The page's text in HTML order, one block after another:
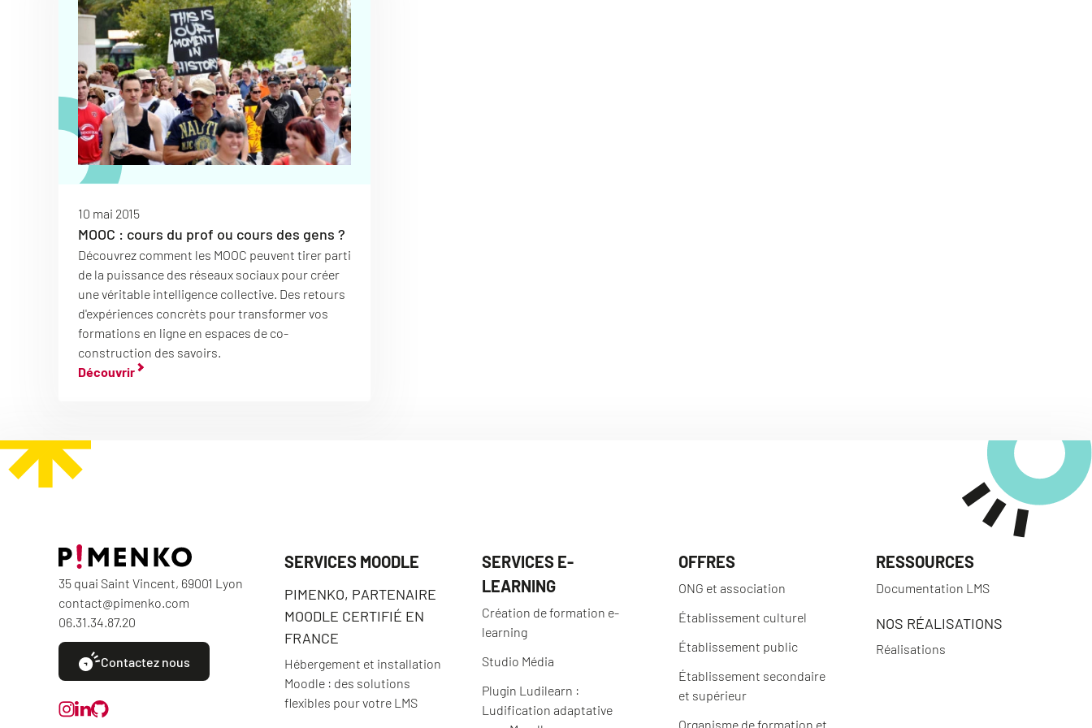
10 mai 2015
MOOC : cours du prof ou cours des gens ?
Découvrez comment les MOOC peuvent tirer parti
de la puissance des réseaux sociaux pour créer
une véritable intelligence collective. Des retours
d'expériences concrèts pour transformer vos
formations en ligne en espaces de co-
construction des savoirs.
Découvrir
35 quai Saint Vincent, 69001 Lyon
contact@pimenko.com
06.31.34.87.20
Contactez nous
SERVICES MOODLE
PIMENKO, PARTENAIRE
MOODLE CERTIFIÉ EN
FRANCE
Hébergement et installation
Moodle : des solutions
flexibles pour votre LMS
SERVICES E-
LEARNING
Création de formation e-
learning
Studio Média
Plugin Ludilearn :
Ludification adaptative
OFFRES
ONG et association
Établissement culturel
Établissement public
Établissement secondaire
et supérieur
Organisme de formation et
RESSOURCES
Documentation LMS
NOS RÉALISATIONS
Réalisations